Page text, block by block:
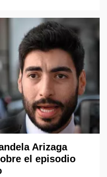
Arizaga
el episodio